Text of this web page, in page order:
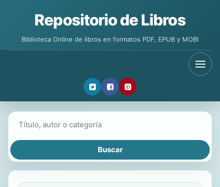
Repositorio de Libros
Biblioteca Online de libros en formatos PDF, EPUB y MOBI